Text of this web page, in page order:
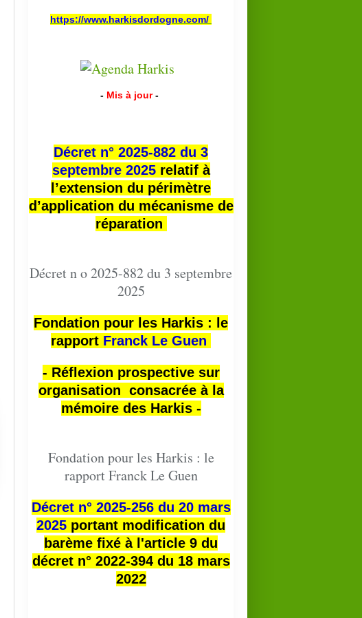
https://www.harkisdordogne.com/
- Mis à jour -
Décret n° 2025-882 du 3
septembre 2025relatif à
l’extension du périmètre
d’application du mécanisme de
réparation
Décret n o 2025-882 du 3 septembre
2025
Fondation pour les Harkis : le
rapport Franck Le Guen
- Réflexion prospective sur
organisation consacrée à la
mémoire des Harkis -
Fondation pour les Harkis : le
rapport Franck Le Guen
Décret n° 2025-256 du 20 mars
2025 portant modification du
barème fixé à l'article 9 du
décret n° 2022-394 du 18 mars
2022